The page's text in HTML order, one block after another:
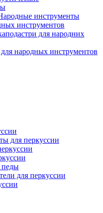
инструменты
инструментов
для народних
народных инструментов
для перкуссии
педы
для перкуссии